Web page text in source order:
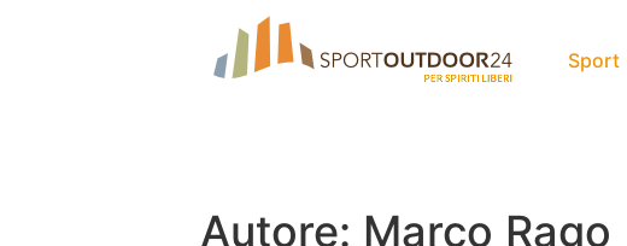
Sport
Autore: Marco Rago